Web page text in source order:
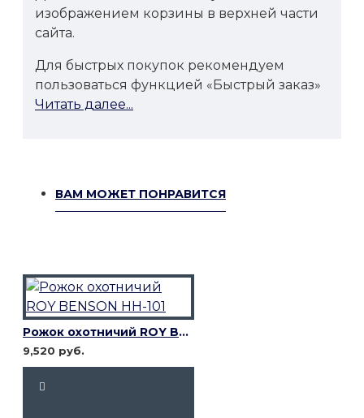
изображением корзины в верхней части
сайта.
Для быстрых покупок рекомендуем
пользоваться функцией «Быстрый заказ»
Читать далее...
ВАМ МОЖЕТ ПОНРАВИТСЯ
Рожок охотничий ROY BENSON HH-101
9,520 руб.